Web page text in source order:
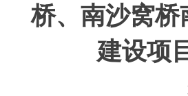
桥、南沙窝
建设项